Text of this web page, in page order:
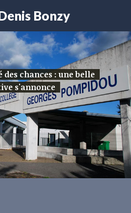
Bonzy
des chances : une belle
s'annonce